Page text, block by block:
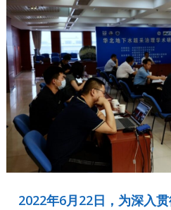
2022年6月22日，为深入